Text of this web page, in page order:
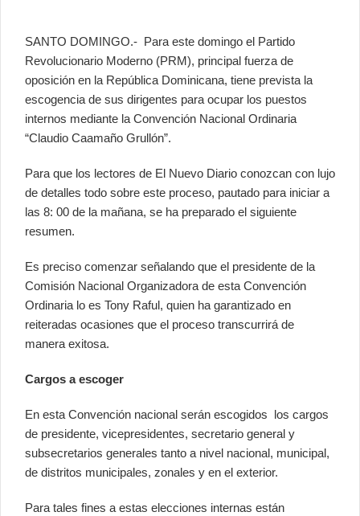
SANTO DOMINGO.- Para este domingo el Partido
Revolucionario Moderno (PRM), principal fuerza de
oposición en la República Dominicana, tiene prevista la
escogencia de sus dirigentes para ocupar los puestos
internos mediante la Convención Nacional Ordinaria
“Claudio Caamaño Grullón”.
Para que los lectores de El Nuevo Diario conozcan con lujo
de detalles todo sobre este proceso, pautado para iniciar a
las 8: 00 de la mañana, se ha preparado el siguiente
resumen.
Es preciso comenzar señalando que el presidente de la
Comisión Nacional Organizadora de esta Convención
Ordinaria lo es Tony Raful, quien ha garantizado en
reiteradas ocasiones que el proceso transcurrirá de
manera exitosa.
Cargos a escoger
En esta Convención nacional serán escogidos los cargos
de presidente, vicepresidentes, secretario general y
subsecretarios generales tanto a nivel nacional, municipal,
de distritos municipales, zonales y en el exterior.
Para tales fines a estas elecciones internas están